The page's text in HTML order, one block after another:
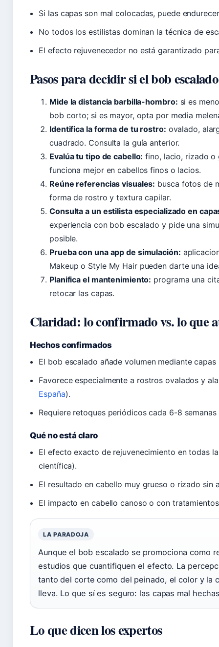
Si las capas son mal colocadas, puede
No todos los estilistas dominan la técnica de
El efecto rejuvenecedor no está garantizado
Pasos para decidir si el bob
Mide la distancia barbilla-hombro: si es
bob corto; si es mayor, opta por media
Identifica la forma de tu rostro: ovalado,
cuadrado. Consulta la guía anterior.
Evalúa tu tipo de cabello: fino, lacio, rizado o
funciona mejor en cabellos finos o lacios.
Reúne referencias visuales: busca fotos de
forma de rostro y textura capilar.
Consulta a un estilista especializado en
experiencia con bob escalado y pide una
posible.
Prueba con una app de simulación:
Makeup o Style My Hair pueden darte una
Planifica el mantenimiento: programa una
retocar las capas.
Claridad: lo confirmado vs. lo que
Hechos confirmados
El bob escalado añade volumen mediante
Favorece especialmente a rostros ovalados y
España).
Requiere retoques periódicos cada 6-8 semanas
Qué no está claro
El efecto exacto de rejuvenecimiento en todas
científica).
El resultado en cabello muy grueso o rizado sin
El impacto en cabello canoso o con
LA PARADOJA
Aunque el bob escalado se promociona como
estudios que cuantifiquen el efecto. La
tanto del corte como del peinado, el color y la
lleva. Lo que sí es seguro: las capas mal
Lo que dicen los expertos